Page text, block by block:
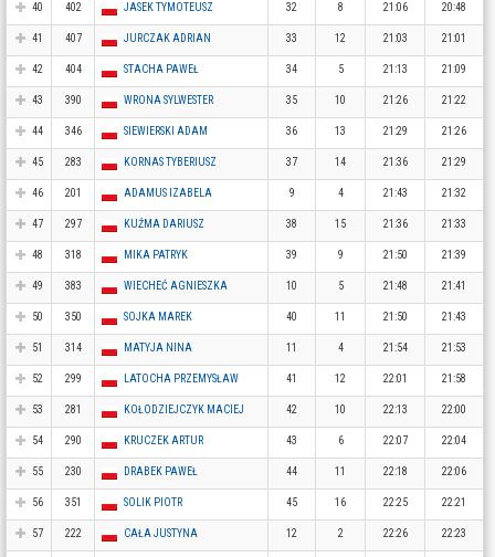
40 402 JASEK TYMOTEUSZ 32 8 21:06 20:48
41 407 JURCZAK ADRIAN 33 12 21:03 21:01
42 404 STACHA PAWEŁ 34 5 21:13 21:09
43 390 WRONA SYLWESTER 35 10 21:26 21:22
44 346 SIEWIERSKI ADAM 36 13 21:29 21:26
45 283 KORNAS TYBERIUSZ 37 14 21:36 21:29
46 201 ADAMUS IZABELA 9 4 21:43 21:32
47 297 KUŹMA DARIUSZ 38 15 21:36 21:33
48 318 MIKA PATRYK 39 9 21:50 21:39
49 383 WIECHEĆ AGNIESZKA 10 5 21:48 21:41
50 350 SOJKA MAREK 40 11 21:50 21:43
51 314 MATYJA NINA 11 4 21:54 21:53
52 299 LATOCHA PRZEMYSŁAW 41 12 22:01 21:58
53 281 KOŁODZIEJCZYK MACIEJ 42 10 22:13 22:00
54 290 KRUCZEK ARTUR 43 6 22:07 22:04
55 230 DRABEK PAWEŁ 44 11 22:18 22:06
56 351 SOLIK PIOTR 45 16 22:25 22:21
57 222 CAŁA JUSTYNA 12 2 22:26 22:23